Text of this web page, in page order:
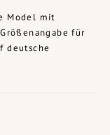
Model mit
für
deutsche